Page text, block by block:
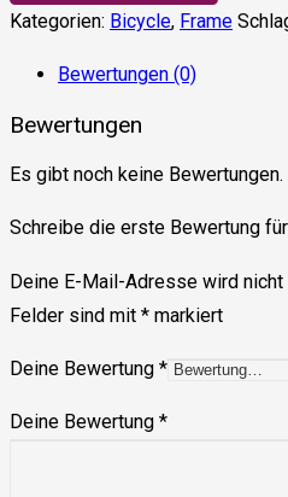
Kategorien: Bicycle, Frame
Bewertungen (0)
Bewertungen
Es gibt noch keine Bewertungen.
Schreibe die erste Bewertung
Deine E-Mail-Adresse wird
Felder sind mit * markiert
Deine Bewertung *
Deine Bewertung *